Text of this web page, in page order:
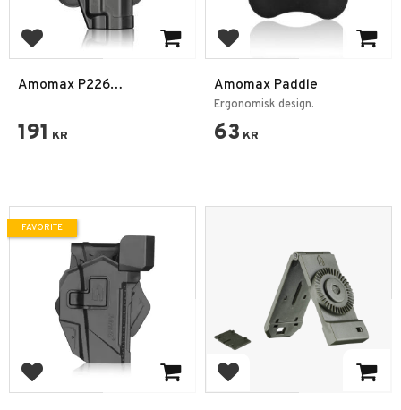
Add to favorites
Amomax P226
191 KR
Add to favorites
Amomax Paddle
Ergonomisk design.
63 KR
Add to favorites
FAVORITE
Add to favorites